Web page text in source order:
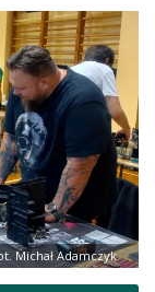
Michał Adamczyk